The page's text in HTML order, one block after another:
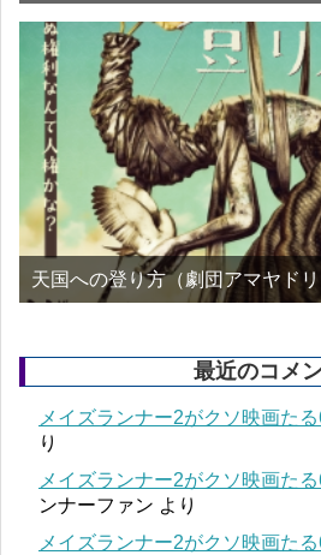
天国への登り方（劇団アマヤド
最近のコメ
メイズランナー2がクソ映画た
り
メイズランナー2がクソ映画た
ンナーファン より
メイズランナー2がクソ映画た